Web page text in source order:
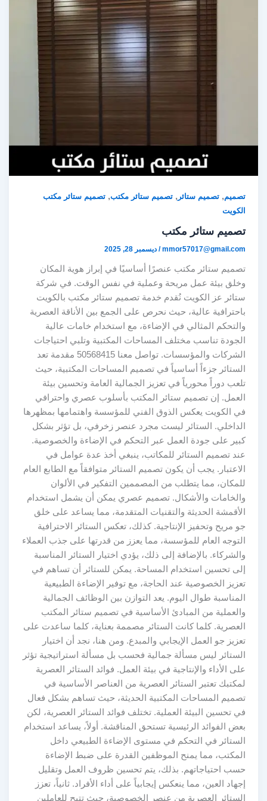
تصميم,تصميم ستائر,تصميم ستائر مكتب,تصميم ستائر مكتب
الكويت
تصميم ستائر مكتب
mmor57017@gmail.com
/ديسمبر 28, 2025
تصميم ستائر مكتب عنصرًا أساسيًا في إبراز هوية المكان
وخلق بيئة عمل مريحة وعملية في نفس الوقت. في شركة
ستائر عز الكويت نُقدم خدمة تصميم ستائر مكتب بالكويت
باحترافية عالية، حيث نحرص على الجمع بين الأناقة العصرية
والتحكم المثالي في الإضاءة، مع استخدام خامات عالية
الجودة تناسب مختلف المساحات المكتبية وتلبي احتياجات
الشركات والمؤسسات. تواصل معنا 50568415 مقدمة تعد
الستائر جزءاً أساسياً في تصميم المساحات المكتبية، حيث
تلعب دوراً محورياً في تعزيز الجمالية العامة وتحسين بيئة
العمل. إن تصميم ستائر المكتب بأسلوب عصري واحترافي
في الكويت يعكس الذوق الفني للمؤسسة واهتمامها بمظهرها
الداخلي. الستائر ليست مجرد عنصر زخرفي، بل تؤثر بشكل
كبير على جودة العمل عبر التحكم في الإضاءة والخصوصية.
عند تصميم الستائر للمكاتب، ينبغي أخذ عدة عوامل في
الاعتبار. يجب أن يكون تصميم الستائر متوافقاً مع الطابع العام
للمكان، مما يتطلب من المصممين التفكير في الألوان
والخامات والأشكال. تصميم عصري يمكن أن يشمل استخدام
الأقمشة الحديثة والتقنيات المتقدمة، مما يساعد على خلق
جو مريح وتحفيز الإنتاجية. كذلك، تعكس الستائر الاحترافية
التوجه العام للمؤسسة، مما يعزز من قدرتها على جذب العملاء
والشركاء. بالإضافة إلى ذلك، يؤدي اختيار الستائر المناسبة
إلى تحسين استخدام المساحة. يمكن للستائر أن تساهم في
تعزيز الخصوصية عند الحاجة، مع توفير الإضاءة الطبيعية
المناسبة طوال اليوم. يعد التوازن بين الوظائف الجمالية
والعملية من المبادئ الأساسية في تصميم ستائر المكتب
العصرية. كلما كانت الستائر مصممة بعناية، كلما ساعدت على
تعزيز جو العمل الإيجابي والمبدع. ومن هنا، نجد أن اختيار
الستائر ليس مسألة جمالية فحسب بل مسألة استراتيجية تؤثر
على الأداء والإنتاجية في بيئة العمل. فوائد الستائر العصرية
لمكتبك تعتبر الستائر العصرية من العناصر الأساسية في
تصميم المساحات المكتبية الحديثة، حيث تساهم بشكل فعال
في تحسين البيئة العملية. تختلف فوائد الستائر العصرية، لكن
بعض الفوائد الرئيسية تستحق المناقشة. أولاً، يساعد استخدام
الستائر في التحكم في مستوى الإضاءة الطبيعي داخل
المكتب، مما يمنح الموظفين القدرة على ضبط الإضاءة
حسب احتياجاتهم. بذلك، يتم تحسين ظروف العمل وتقليل
إجهاد العين، مما ينعكس إيجابياً على أداء الأفراد. ثانياً، تعزز
الستائر العصرية من عنصر الخصوصية، حيث تتيح للعاملين